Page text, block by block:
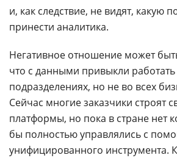
и, как следствие, не видят, какую
принести аналитика.
Негативное отношение может
что с данными привыкли
подразделениях, но не во всех
Сейчас многие заказчики строят
платформы, но пока в стране нет
бы полностью управлялись с
унифицированного инструмента.